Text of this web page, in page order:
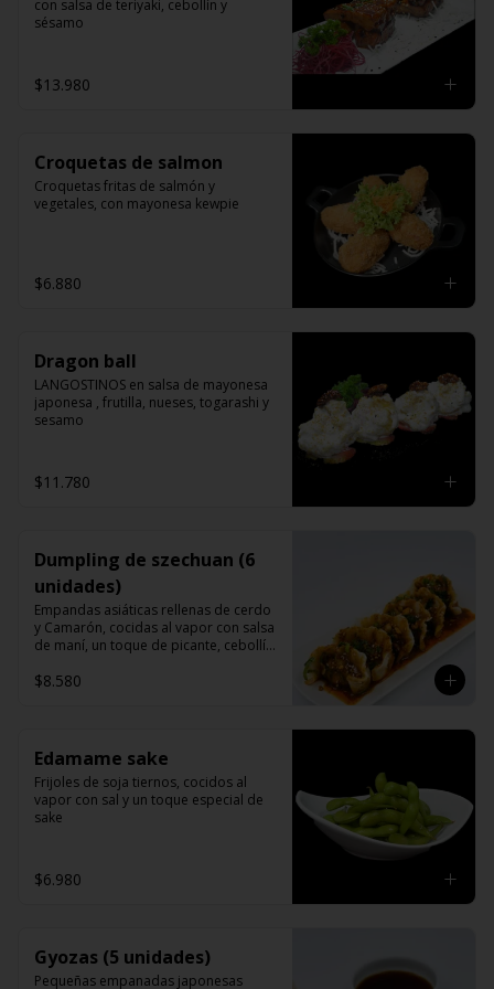
con salsa de teriyaki, cebollín y
sésamo
$13.980
Croquetas de salmon
Croquetas fritas de salmón y
vegetales, con mayonesa kewpie
$6.880
Dragon ball
LANGOSTINOS en salsa de mayonesa
japonesa , frutilla, nueses, togarashi y
sesamo
$11.780
Dumpling de szechuan (6
unidades)
Empandas asiáticas rellenas de cerdo
y Camarón, cocidas al vapor con salsa
de maní, un toque de picante, cebollín
$8.580
Edamame sake
Frijoles de soja tiernos, cocidos al
vapor con sal y un toque especial de
sake
$6.980
Gyozas (5 unidades)
Pequeñas empanadas japonesas